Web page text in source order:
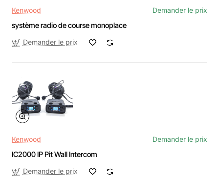
Kenwood Demander le prix
système radio de course monoplace
Demander le prix
Kenwood Demander le prix
IC2000 IP Pit Wall Intercom
Demander le prix